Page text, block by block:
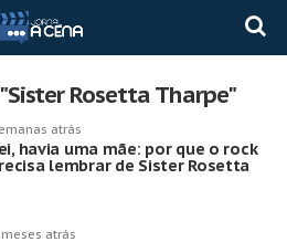
Rosetta Tharpe"
atrás
havia uma mãe: por que o rock
lembrar de Sister Rosetta
meses atrás